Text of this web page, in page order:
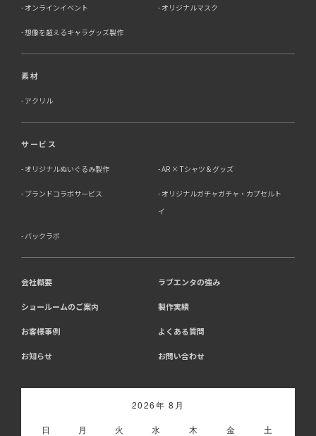
オンラインイベント オリジナルマスク
想像を超えるキャラグッズ製作
素材
アクリル
サービス
オリジナルぬいぐるみ製作 AR × Tシャツ & グッズ
ブランドコラボサービス
オリジナルガチャガチャ・カプセルト
イ
バックラボ
会社概要 ラブエンタの強み
ショールームのご案内 製作実績
お客様事例 よくある質問
お知らせ お問い合わせ
2026年 8月
日 月 火 水 木 金 土